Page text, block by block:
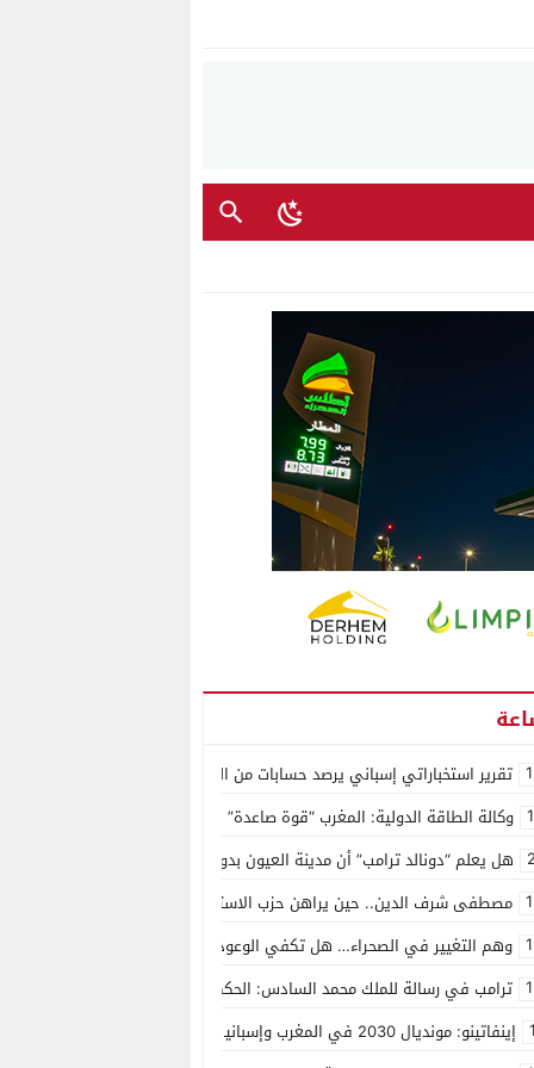
تقرير استخباراتي إسباني يرصد حسابات من الجزائر وأرقاما بـ”213+” ضمن حملة رقمية منظمة حرّضت على اقتحام سبتة
وكالة الطاقة الدولية: المغرب “قوة صاعدة” في سوق المعادن الاستراتيجية
هل يعلم “دونالد ترامب” أن مدينة العيون بدون ماء؟
مصطفى شرف الدين.. حين يراهن حزب الاستقلال على الكفاءة ويمنح الشباب
وهم التغيير في الصحراء… هل تكفي الوعود الفارغة لصناعة الواقع؟
ترامب في رسالة للملك محمد السادس: الحكم الذاتي هو الأساس الوحيد لحل
إينفاتينو: مونديال 2030 في المغرب وإسبانيا والبرتغال سيكون “الأجمل في التاريخ”